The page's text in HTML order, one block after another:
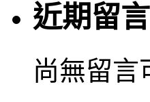
近期留言
尚無留言